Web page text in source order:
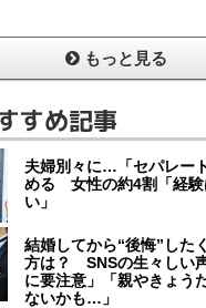
もっと見る
すめ記事
夫婦別々に…「セパレー
める 女性の約4割「経験
い」
結婚してから“後悔”した
方は？ SNSの生々しい
に要注意」「親やきょう
ないかも…」